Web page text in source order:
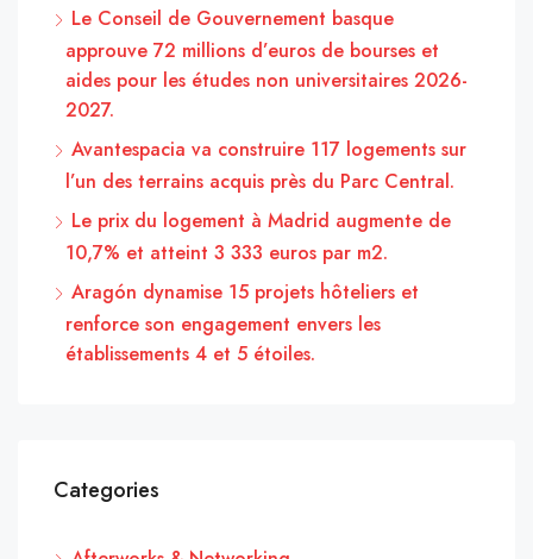
Le Conseil de Gouvernement basque
approuve 72 millions d’euros de bourses et
aides pour les études non universitaires 2026-
2027.
Avantespacia va construire 117 logements sur
l’un des terrains acquis près du Parc Central.
Le prix du logement à Madrid augmente de
10,7% et atteint 3 333 euros par m2.
Aragón dynamise 15 projets hôteliers et
renforce son engagement envers les
établissements 4 et 5 étoiles.
Categories